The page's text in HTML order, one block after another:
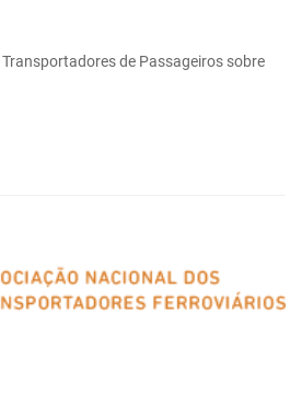
de Passageiros sobre